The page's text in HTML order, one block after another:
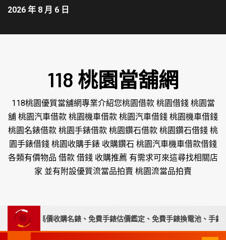
2026 年 8 月 6 日
118 桃園當舖網
118桃園優質當舖網專業介紹您桃園借款 桃園借錢 桃園當
舖 桃園汽車借款 桃園機車借款 桃園汽車借錢 桃園機車借錢
桃園名錶借款 桃園手錶借款 桃園鑽石借款 桃園鑽石借錢 桃
園手錶借錢 桃園收購手錶 收購鑽石 桃園汽車機車借款借錢
各類有價物品 借款 借錢 收購推薦 有需求可來這尋找相關店
家 並有附設優質流當品拍賣 桃園流當品拍賣
專家｜高價收購名錶、免費手錶估價鑑定、免費手錶換電池、手錶要